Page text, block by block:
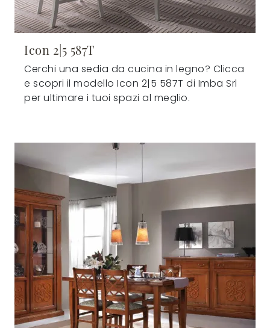
Icon 2|5 587T
Cerchi una sedia da cucina in legno? Clicca
e scopri il modello Icon 2|5 587T di Imba Srl
per ultimare i tuoi spazi al meglio.